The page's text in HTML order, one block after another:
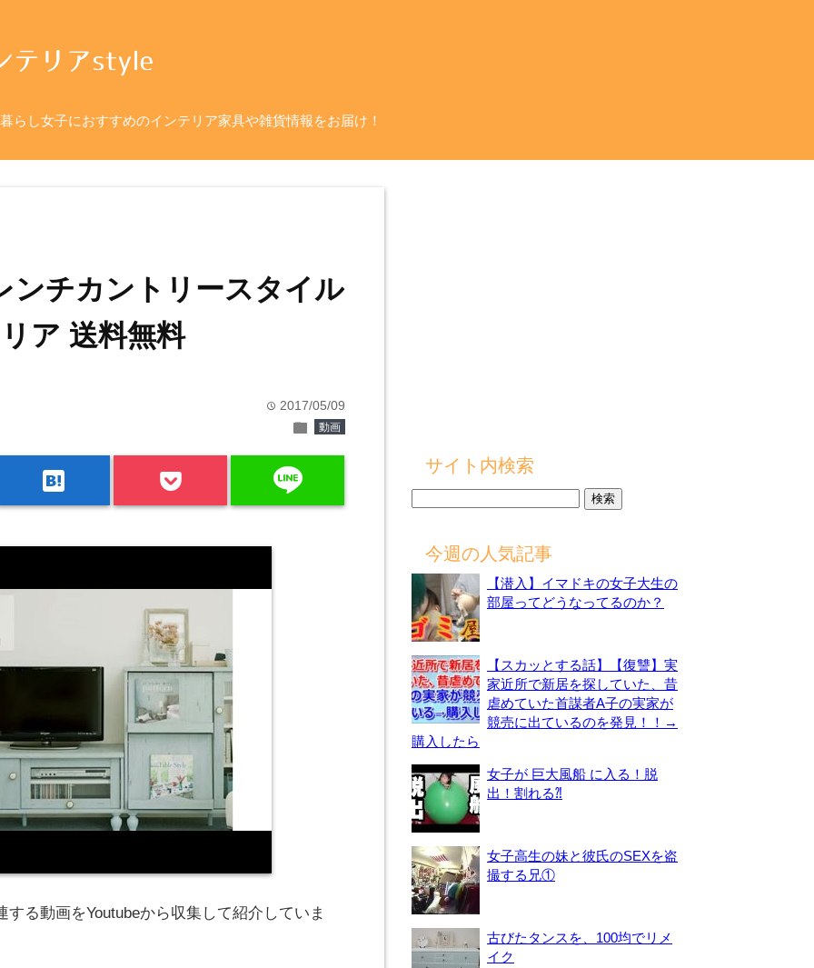
らし女子におすすめのインテリア家具や雑貨情報をお届け！
ンチカントリースタイル
ア 送料無料
time 2017/05/09
folder 動画
hatenabookmark line
る動画をYoutubeから収集して紹介していま
サイト内検索
今週の人気記事
【潜入】イマドキの女子大生の
部屋ってどうなってるのか？
【スカッとする話】【復讐】実
家近所で新居を探していた、昔
虐めていた首謀者A子の実家が
競売に出ているのを発見！！→
購入したら
女子が 巨大風船 に入る！脱
出！割れる⁈
女子高生の妹と彼氏のSEXを盗
撮する兄①
古びたタンスを、100均でリメ
イク